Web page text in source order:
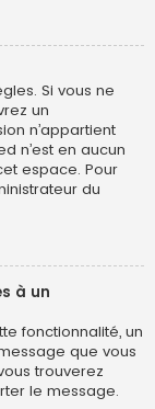
Si vous ne
un
n’appartient
n’est en aucun
espace. Pour
du
à un
fonctionnalité, un
que vous
trouverez
le message.